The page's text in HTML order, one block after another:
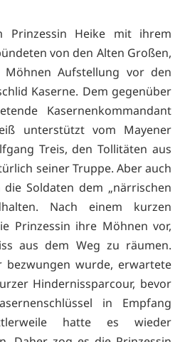
Prinzessin Heike mit ihrem
von den Alten Großen,
Aufstellung vor den
Kaserne. Dem gegenüber
Kasernenkommandant
unterstützt vom Mayener
Treis, den Tollitäten aus
seiner Truppe. Aber auch
Soldaten dem „närrischen
Nach einem kurzen
Prinzessin ihre Möhnen vor,
aus dem Weg zu räumen.
bezwungen wurde, erwartete
Hindernissparcour, bevor
in Empfang
hatte es wieder